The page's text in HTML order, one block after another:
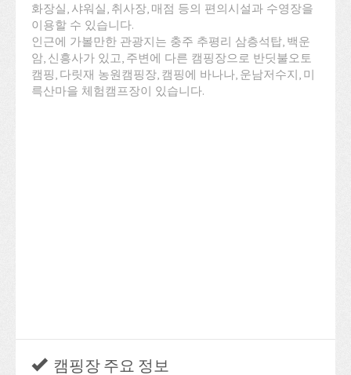
화장실, 샤워실, 취사장, 매점 등의 편의시설과 수영장을
이용할 수 있습니다.
인근에 가볼만한 관광지는 충주 추평리 삼층석탑, 백운
암, 신흥사가 있고, 주변에 다른 캠핑장으로 반딧불오토
캠핑, 다릿재 농원캠핑장, 캠핑에 바나나, 운남저수지, 미
륵산마을 체험캠프장이 있습니다.
캠핑장 주요 정보